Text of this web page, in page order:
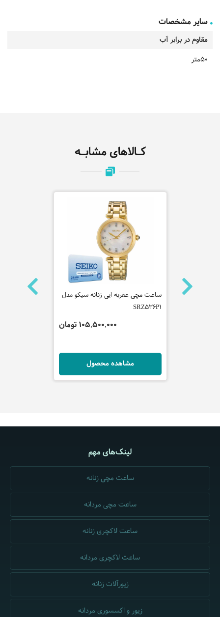
سایر مشخصات
مقاوم در برابر آب
50متر
کـالاهای مشابـه
ساعت مچی
ساعت مچی عقربه ایی زنانه سیکو مدل
SRZ536P1
105,500,000 تومان
مشاهده محصول
لینک‌های مهم
ساعت مچی زنانه
ساعت مچی مردانه
ساعت لاکچری زنانه
ساعت لاکچری مردانه
زیورآلات زنانه
زیور و اکسسوری مردانه